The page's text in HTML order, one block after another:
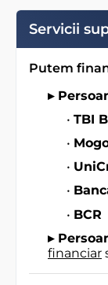
Servicii
Putem
▸
• TBI
•
•
•
• BCR
▸
financiar